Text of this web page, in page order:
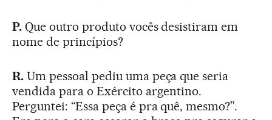
P.Que outro produto vocês desistiram em
nome de princípios?
R.Um pessoal pediu uma peça que seria
vendida para o Exército argentino.
Perguntei: “Essa peça é pra quê, mesmo?”.